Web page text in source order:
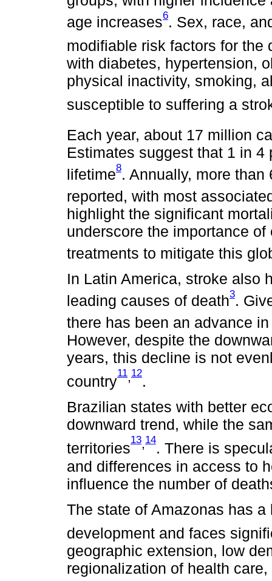
age increases6. Sex, race,
modifiable risk factors for the
with diabetes, hypertension,
physical inactivity, smoking,
susceptible to suffering a
Each year, about 17 million
Estimates suggest that 1 in
lifetime8. Annually, more
reported, with most
highlight the significant
underscore the importance
treatments to mitigate this
In Latin America, stroke also
leading causes of death3.
there has been an advance
However, despite the
years, this decline is not
country
11,12
.
Brazilian states with better
downward trend, while the
territories
13,14
. There is
and differences in access to
influence the number of
The state of Amazonas has
development and faces
geographic extension, low
regionalization of health